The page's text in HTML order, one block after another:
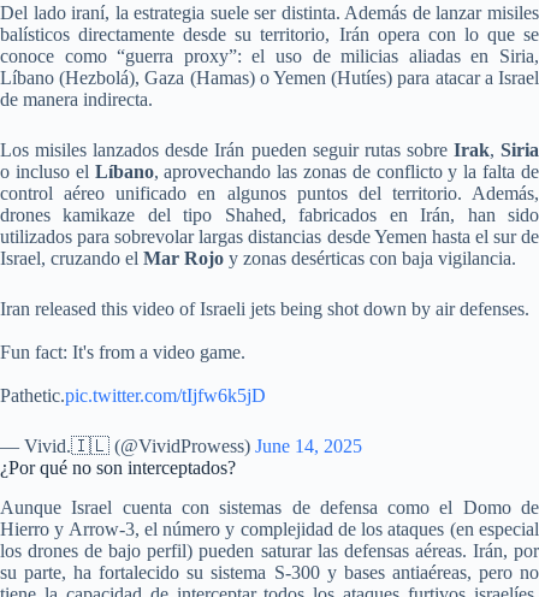
Del lado iraní, la estrategia suele ser distinta. Además de lanzar misiles
balísticos directamente desde su territorio, Irán opera con lo que se
conoce como “guerra proxy”: el uso de milicias aliadas en Siria,
Líbano (Hezbolá), Gaza (Hamas) o Yemen (Hutíes) para atacar a Israel
de manera indirecta.
Los misiles lanzados desde Irán pueden seguir rutas sobre Irak,Siria
o incluso el Líbano, aprovechando las zonas de conflicto y la falta de
control aéreo unificado en algunos puntos del territorio. Además,
drones kamikaze del tipo Shahed, fabricados en Irán, han sido
utilizados para sobrevolar largas distancias desde Yemen hasta el sur de
Israel, cruzando el Mar Rojo y zonas desérticas con baja vigilancia.
Iran released this video of Israeli jets being shot down by air defenses.
Fun fact: It's from a video game.
Pathetic.pic.twitter.com/tIjfw6k5jD
— Vivid.🇮🇱 (@VividProwess) June 14, 2025
¿Por qué no son interceptados?
Aunque Israel cuenta con sistemas de defensa como el Domo de
Hierro y Arrow-3, el número y complejidad de los ataques (en especial
los drones de bajo perfil) pueden saturar las defensas aéreas. Irán, por
su parte, ha fortalecido su sistema S-300 y bases antiaéreas, pero no